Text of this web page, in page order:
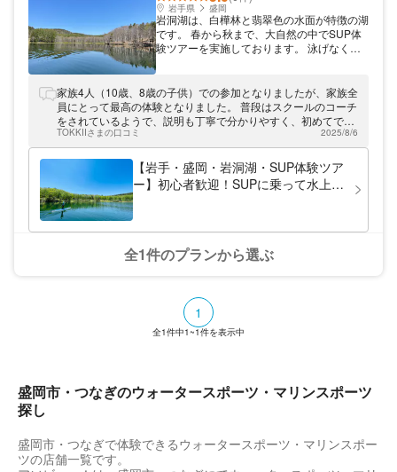
岩手県 盛岡
岩洞湖は、白樺林と翡翠色の水面が特徴の湖
です。 春から秋まで、大自然の中でSUP体
験ツアーを実施しております。 泳げなくて
ます。
家族4人（10歳、8歳の子供）での参加となりましたが、家族全
員にとって最高の体験となりました。 普段はスクールのコーチ
をされているようで、説明も丁寧で分かりやすく、初めてでし
たが十分に楽しめる程度のレベルにはなることができました。
サップの操作がある程度できるようになってからは周辺を移動
しますが、湖に浮いて見る景色は絶景で独り占めしている気分
になりました。 途中からは子供達が湖に飛び込むのが気に入っ
てしまいまいサップをしたり湖に入ったりを繰り返していまし
たが、時間いっぱい自由に遊ばせてもらい子供達も大満足の体
験でした！
TOKKIIさまの口コミ 2025/8/6
【岩手・盛岡・岩洞湖・SUP体験ツア
ー】初心者歓迎！SUPに乗って水上散
全1件のプランから選ぶ
1
全1件中1~1件を表示中
盛岡市・つなぎのウォータースポーツ・マリンスポーツ
探し
盛岡市・つなぎで体験できるウォータースポーツ・マリンスポー
ツの店舗一覧です。